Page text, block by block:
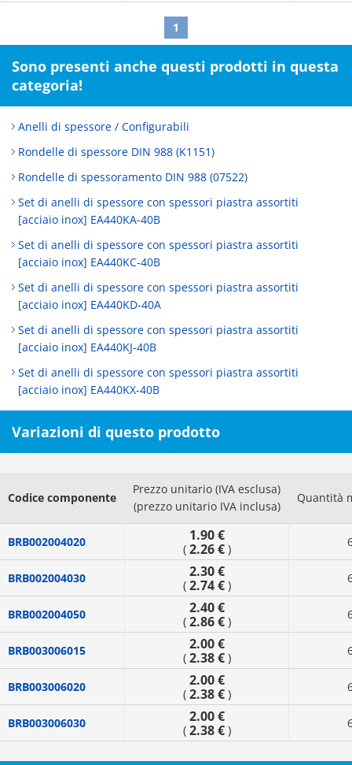
1
Sono presenti anche questi prodotti in questa
categoria!
Anelli di spessore / Configurabili
Rondelle di spessore DIN 988 (K1151)
Rondelle di spessoramento DIN 988 (07522)
Set di anelli di spessore con spessori piastra assortiti
[acciaio inox] EA440KA-40B
Set di anelli di spessore con spessori piastra assortiti
[acciaio inox] EA440KC-40B
Set di anelli di spessore con spessori piastra assortiti
[acciaio inox] EA440KD-40A
Set di anelli di spessore con spessori piastra assortiti
[acciaio inox] EA440KJ-40B
Set di anelli di spessore con spessori piastra assortiti
[acciaio inox] EA440KX-40B
Variazioni di questo prodotto
Codice componente
Prezzo unitario (IVA esclusa)
(prezzo unitario IVA inclusa)
Quantità
BRB002004020 1.90 €
( 2.26 €)
BRB002004030 2.30 €
( 2.74 €)
BRB002004050 2.40 €
( 2.86 €)
BRB003006015 2.00 €
( 2.38 €)
BRB003006020 2.00 €
( 2.38 €)
BRB003006030 2.00 €
( 2.38 €)